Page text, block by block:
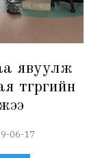
явуулж
төгрөгийн
06-17